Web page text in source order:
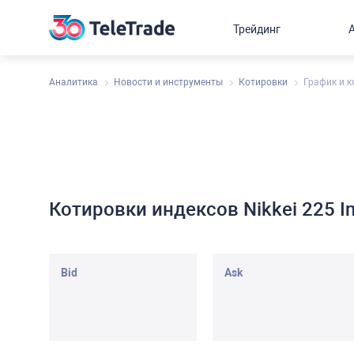
Аналитика Новости и инструменты Котировки График и
Котировки индексов Nikkei 225
Bid Ask
Трейдинг